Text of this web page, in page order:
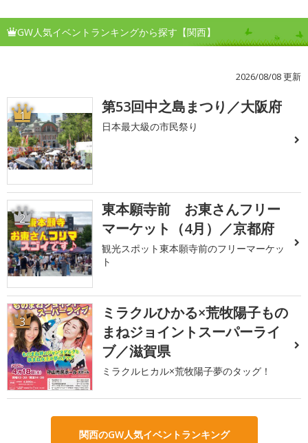
GW人気イベントランキングから探す【関西】
2026/08/08 更新
1 第53回中之島まつり／大阪府
日本最大級の市民祭り
2
東本願寺前 お東さんフリー
マーケット（4月）／京都府
観光スポット東本願寺前のフリーマーケッ
ト
3
ミラクルひかる×荒牧陽子もの
まねジョイントスーパーライ
ブ／滋賀県
ミラクルヒカル×荒牧陽子夢のタッグ！
関西のGW人気イベントランキング